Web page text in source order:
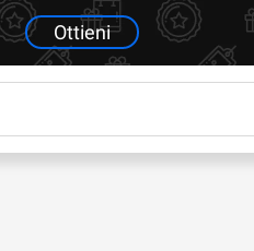
Ottieni